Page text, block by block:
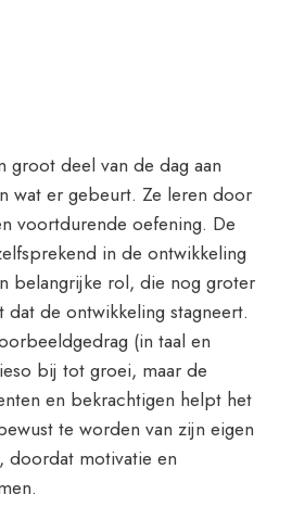
groot deel van de dag aan
wat er gebeurt. Ze leren door
voortdurende oefening. De
in de ontwikkeling
belangrijke rol, die nog groter
de ontwikkeling stagneert.
(in taal en
bij tot groei, maar de
en bekrachtigen helpt het
te worden van zijn eigen
doordat motivatie en